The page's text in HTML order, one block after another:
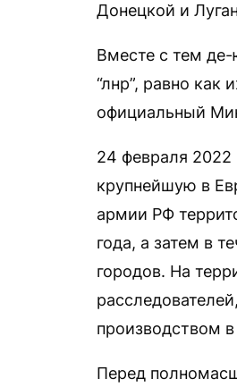
Донецкой и
Вместе с тем де-
“лнр”, равно как
официальный
24 февраля
крупнейшую в
армии РФ
года, а затем в
городов. На
производством
Перед